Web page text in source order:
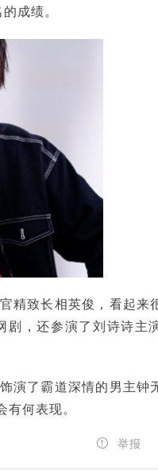
成绩。
精致长相英俊，看起来
，还参演了刘诗诗主
演了霸道深情的男主钟
何表现。
 举报